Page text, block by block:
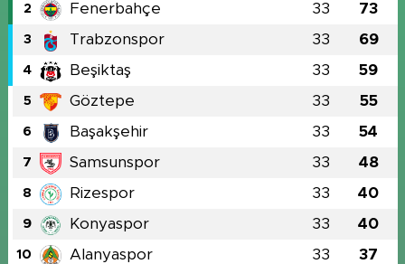
2 Fenerbahçe 33 73
3 Trabzonspor 33 69
4 Beşiktaş 33 59
5 Göztepe 33 55
6 Başakşehir 33 54
7 Samsunspor 33 48
8 Rizespor 33 40
9 Konyaspor 33 40
10 Alanyaspor 33 37